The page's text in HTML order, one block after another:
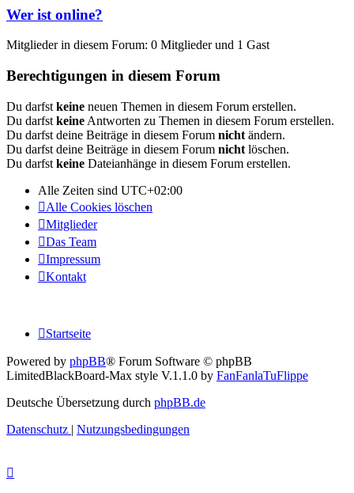
Wer ist online?
Mitglieder in diesem Forum: 0 Mitglieder und 1 Gast
Berechtigungen in diesem Forum
Du darfst keine neuen Themen in diesem Forum erstellen.
Du darfst keine Antworten zu Themen in diesem Forum erstellen.
Du darfst deine Beiträge in diesem Forum nicht ändern.
Du darfst deine Beiträge in diesem Forum nicht löschen.
Du darfst keine Dateianhänge in diesem Forum erstellen.
Alle Zeiten sind UTC+02:00
Alle Cookies löschen
Mitglieder
Das Team
Impressum
Kontakt
Startseite
Powered by phpBB® Forum Software © phpBB
LimitedBlackBoard-Max style V.1.1.0 by FanFanlaTuFlippe
Deutsche Übersetzung durch phpBB.de
Datenschutz | Nutzungsbedingungen